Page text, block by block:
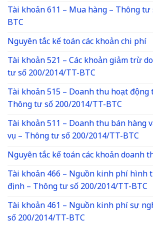
Tài khoản 611 – Mua hàng – Thông
BTC
Nguyên tắc kế toán các khoản chi phí
Tài khoản 521 – Các khoản giảm trừ
tư số 200/2014/TT-BTC
Tài khoản 515 – Doanh thu hoạt
Thông tư số 200/2014/TT-BTC
Tài khoản 511 – Doanh thu bán hàng
vụ – Thông tư số 200/2014/TT-BTC
Nguyên tắc kế toán các khoản doanh
Tài khoản 466 – Nguồn kinh phí hình
định – Thông tư số 200/2014/TT-BTC
Tài khoản 461 – Nguồn kinh phí sự
số 200/2014/TT-BTC